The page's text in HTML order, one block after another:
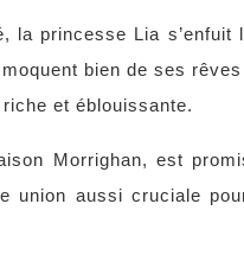
princesse Lia s’enfuit
bien de ses
et éblouissante.
Morrighan, est
union aussi cruciale